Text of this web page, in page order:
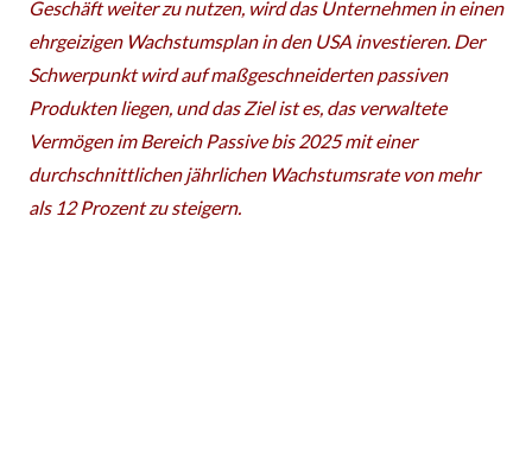
Geschäft weiter zu nutzen, wird das Unternehmen in einen
ehrgeizigen Wachstumsplan in den USA investieren. Der
Schwerpunkt wird auf maßgeschneiderten passiven
Produkten liegen, und das Ziel ist es, das verwaltete
Vermögen im Bereich Passive bis 2025 mit einer
durchschnittlichen jährlichen Wachstumsrate von mehr
als 12 Prozent zu steigern.